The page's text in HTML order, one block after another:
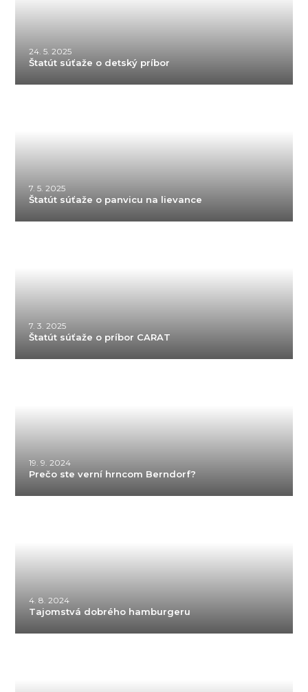
24. 5. 2025
Štatút súťaže o detský príbor
7. 5. 2025
Štatút súťaže o panvicu na lievance
7. 3. 2025
Štatút súťaže o príbor CARAT
19. 9. 2024
Prečo ste verní hrncom Berndorf?
4. 8. 2024
Tajomstvá dobrého hamburgeru